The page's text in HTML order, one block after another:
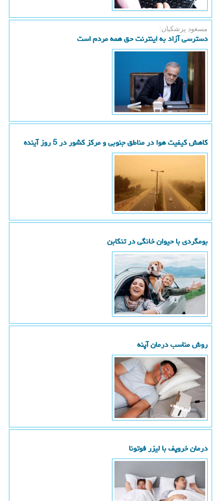
مسعود پزشكیان:
دسترسی آزاد به اینترنت حق همه مردم است
کاهش کیفیت هوا در مناطق جنوبی و مرکز کشور در 5 روز آینده
بومگردی با حیوان خانگی در تنکابن
روش مناسب درمان آپنه
درمان خروپف با لیزر فوتونا